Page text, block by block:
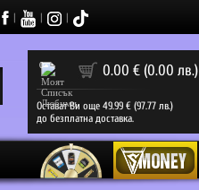
| | |
0 0.00 € (0.00 лв.)
Остават Ви още 49.99 € (97.77 лв.)
до безплатна доставка.